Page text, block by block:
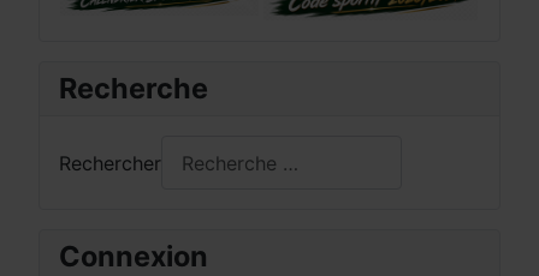
Recherche
Rechercher
Connexion